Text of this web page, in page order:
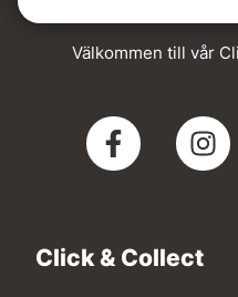
Välkommen till vår
Click & Collect